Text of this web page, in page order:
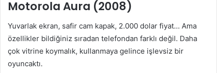
Motorola Aura (2008)
Yuvarlak ekran, safir cam kapak, 2.000 dolar fiyat… Ama
özellikler bildiğiniz sıradan telefondan farklı değil. Daha
çok vitrine koymalık, kullanmaya gelince işlevsiz bir
oyuncaktı.